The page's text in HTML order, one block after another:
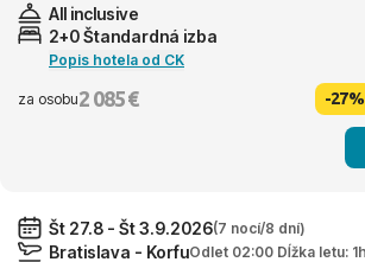
All inclusive
2+0 Štandardná izba
Popis hotela od CK
za osobu2 085 € -27%
Št 27.8 - Št 3.9.2026(7 nocí/8 dní)
Bratislava - KorfuOdlet 02:00 Dĺžka letu: